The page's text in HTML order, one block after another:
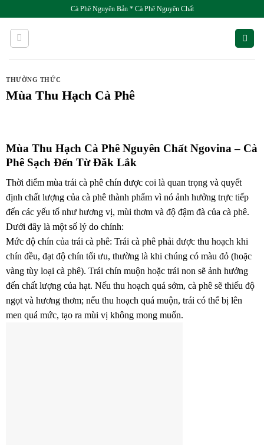
content
Cà Phê Nguyên Bản * Cà Phê Nguyên Chất
THƯỜNG THỨC
Mùa Thu Hạch Cà Phê
Mùa Thu Hạch Cà Phê Nguyên Chất Ngovina – Cà
Phê Sạch Đến Từ Đăk Lắk
Thời điểm mùa trái cà phê chín được coi là quan trọng và quyết
định chất lượng của cà phê thành phẩm vì nó ảnh hưởng trực tiếp
đến các yếu tố như hương vị, mùi thơm và độ đậm đà của cà phê.
Dưới đây là một số lý do chính:
Mức độ chín của trái cà phê: Trái cà phê phải được thu hoạch khi
chín đều, đạt độ chín tối ưu, thường là khi chúng có màu đỏ (hoặc
vàng tùy loại cà phê). Trái chín muộn hoặc trái non sẽ ảnh hưởng
đến chất lượng của hạt. Nếu thu hoạch quá sớm, cà phê sẽ thiếu độ
ngọt và hương thơm; nếu thu hoạch quá muộn, trái có thể bị lên
men quá mức, tạo ra mùi vị không mong muốn.